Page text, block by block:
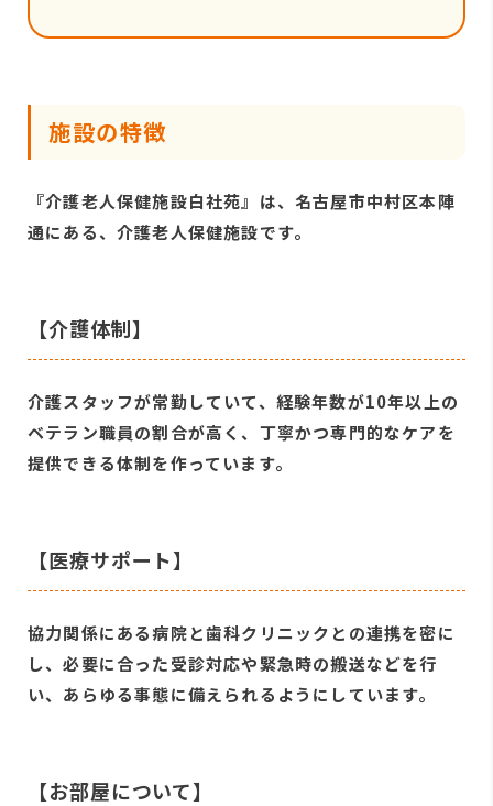
施設の特徴
『介護老人保健施設白社苑』は、名古屋市中村区本陣
通にある、介護老人保健施設です。
【介護体制】
介護スタッフが常勤していて、経験年数が10年以上の
ベテラン職員の割合が高く、丁寧かつ専門的なケアを
提供できる体制を作っています。
【医療サポート】
協力関係にある病院と歯科クリニックとの連携を密に
し、必要に合った受診対応や緊急時の搬送などを行
い、あらゆる事態に備えられるようにしています。
【お部屋について】